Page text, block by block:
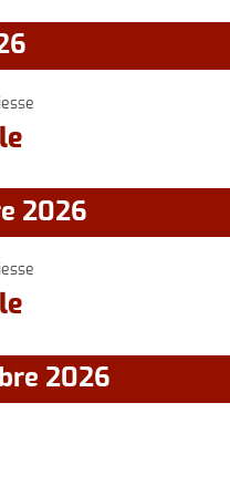
Urbanisme
Le personnel communal
Le canton
2026
2026